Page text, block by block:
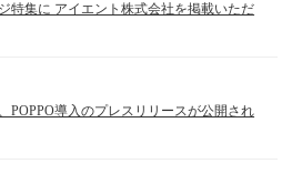
特集に アイエント株式会社を掲載いただ
POPPO導入のプレスリリースが公開され